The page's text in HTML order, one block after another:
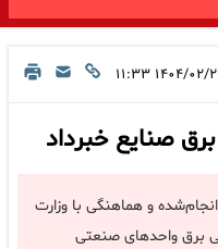
۰۲/۲۶ ۱۱:۳۳
صنایع خبرداد
و هماهنگی با وزارت
برق واحدهای صنعتی